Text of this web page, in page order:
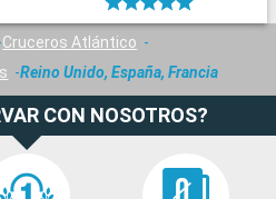
Cruceros Atlántico
Reino Unido, España, Francia
CON NOSOTROS?